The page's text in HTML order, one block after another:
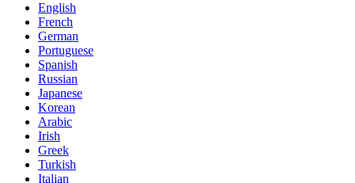
English
French
German
Portuguese
Spanish
Russian
Japanese
Korean
Arabic
Irish
Greek
Turkish
Italian